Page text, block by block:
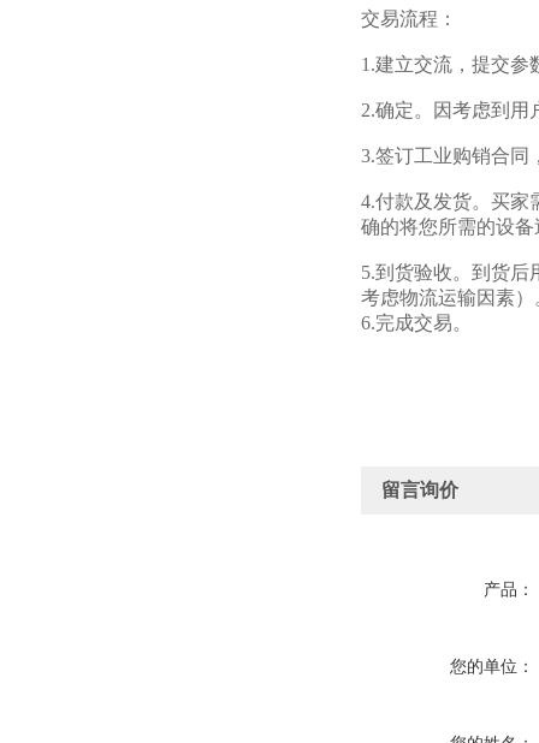
交易流程：
1.建立交流，提交参
2.确定。因考虑到用
3.签订工业购销合同
4.付款及发货。买家
确的将您所需的设
5.到货验收。到货后
考虑物流运输因素
6.完成交易。
留言询价
产品：
您的单位：